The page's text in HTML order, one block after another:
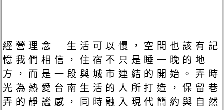
經營理念｜生活可以慢，空間也該有記
憶我們相信，住宿不只是睡一晚的地
方，而是一段與城市連結的開始。弄時
光為熱愛台南生活的人所打造，保留巷
弄的靜謐感，同時融入現代簡約與自然